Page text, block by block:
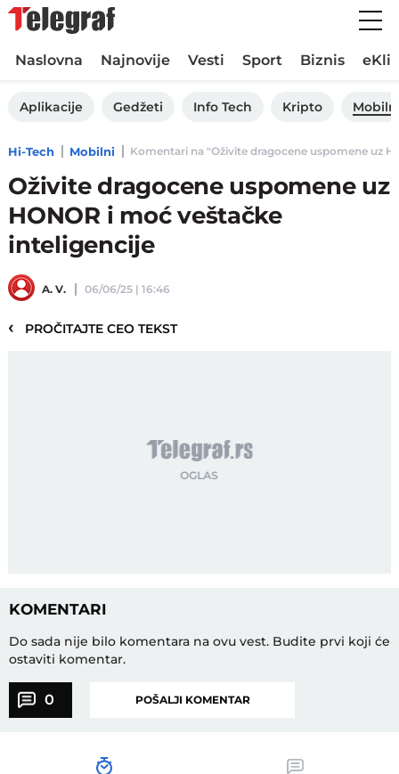
Naslovna Najnovije Vesti Sport Biznis
Aplikacije Gedžeti Info Tech Kripto
Hi-Tech Mobilni Komentari na "Oživite dragocene uspomene uz
Oživite dragocene uspomene uz
HONOR i moć veštačke
inteligencije
A. V. 06/06/25 | 16:46
‹ PROČITAJTE CEO TEKST
KOMENTARI
Do sada nije bilo komentara na ovu vest. Budite prvi koji će
ostaviti komentar.
0 POŠALJI KOMENTAR